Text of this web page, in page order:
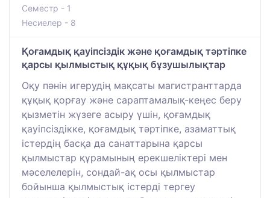
Семестр - 1
Несиелер - 8
Қоғамдық қауіпсіздік және қоғамдық тәртіпке
қарсы қылмыстық құқық бұзушылықтар
Оқу пәнін игерудің мақсаты магистранттарда
құқық қорғау және сараптамалық-кеңес беру
қызметін жүзеге асыру үшін, қоғамдық
қауіпсіздікке, қоғамдық тәртіпке, азаматтық
істердің басқа да санаттарына қарсы
қылмыстар құрамының ерекшеліктері мен
мәселелерін, сондай-ақ осы қылмыстар
бойынша қылмыстық істерді тергеу